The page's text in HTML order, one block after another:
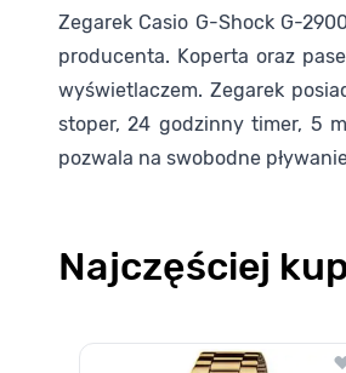
Zegarek Casio G-Shock G-
producenta. Koperta oraz
wyświetlaczem. Zegarek
stoper, 24 godzinny timer, 5
pozwala na swobodne
Najczęściej
Poruszanie się po elementach
Naciśnij, aby pominąć karuzelę
Naciśnij, aby przejść do nawigacji